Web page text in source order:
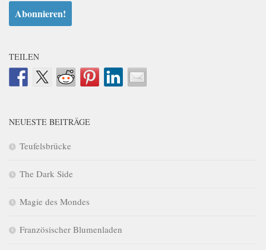
TEILEN
NEUESTE BEITRÄGE
Teufelsbrücke
The Dark Side
Magie des Mondes
Französischer Blumenladen